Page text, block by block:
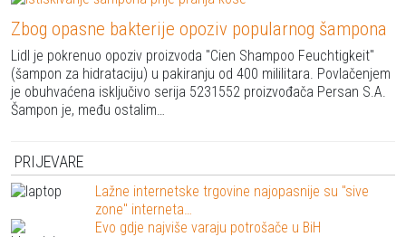
Zbog opasne bakterije opoziv popularnog šampona
Lidl je pokrenuo opoziv proizvoda "Cien Shampoo Feuchtigkeit"
(šampon za hidrataciju) u pakiranju od 400 mililitara. Povlačenjem
je obuhvaćena isključivo serija 5231552 proizvođača Persan S.A.
Šampon je, među ostalim…
PRIJEVARE
Lažne internetske trgovine najopasnije su "sive
zone" interneta…
Evo gdje najviše varaju potrošače u BiH